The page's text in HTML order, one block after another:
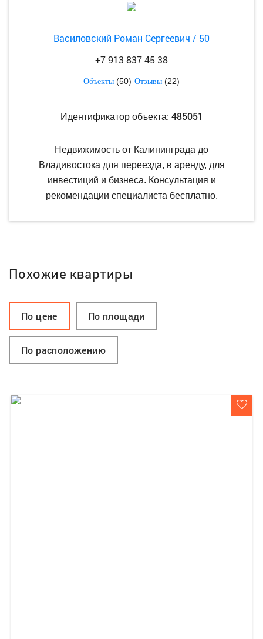
Василовский Роман Сергеевич / 50
+7 913 837 45 38
Объекты (50) Отзывы (22)
Идентификатор объекта: 485051
Недвижимость от Калининграда до
Владивостока для переезда, в аренду, для
инвестиций и бизнеса. Консультация и
рекомендации специалиста бесплатно.
Похожие квартиры
По цене По площади
По расположению